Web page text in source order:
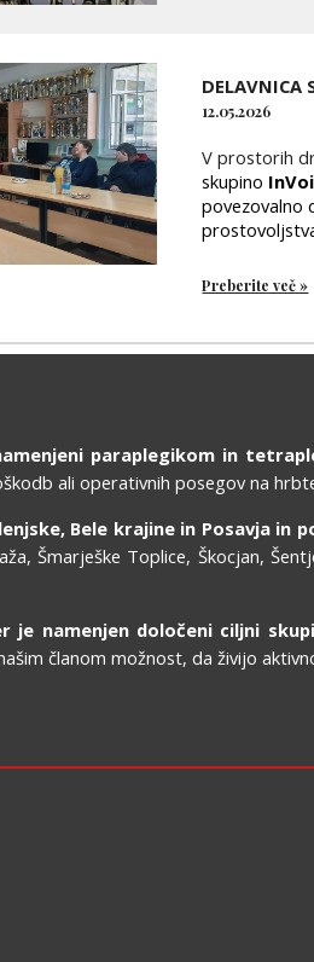
DELAVNICA
12.05.2026
V prostorih
skupino
povezovalno
Preberite več »
paraplegikom in
ali operativnih posegov na
Bele krajine in Posavja in
Šmarješke Toplice, Škocjan,
je namenjen določeni ciljni
članom možnost, da živijo